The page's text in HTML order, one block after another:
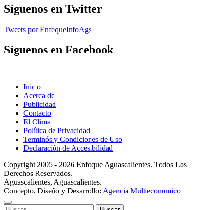
Síguenos en Twitter
Tweets por EnfoqueInfoAgs
Síguenos en Facebook
Inicio
Acerca de
Publicidad
Contacto
El Clima
Política de Privacidad
Terminós y Condiciones de Uso
Declaración de Accesibilidad
Copyright 2005 - 2026 Enfoque Aguascalientes. Todos Los
Derechos Reservados.
Aguascalientes, Aguascalientes.
Concepto, Diseño y Desarrollo: Agencia Multieconomico
Buscar: